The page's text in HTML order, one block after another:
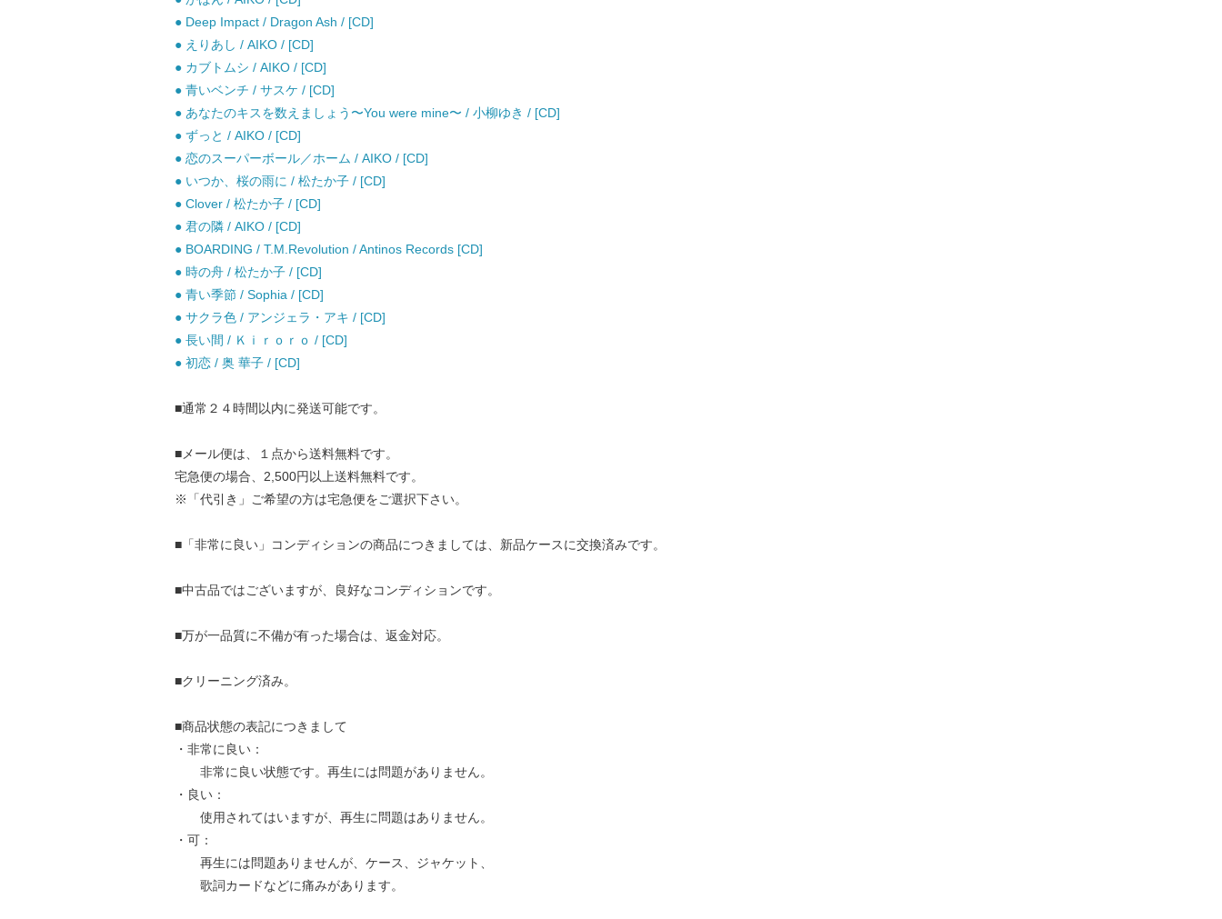
● Deep Impact / Dragon Ash / [CD]
● えりあし / AIKO / [CD]
● カブトムシ / AIKO / [CD]
● 青いベンチ / サスケ / [CD]
● あなたのキスを数えましょう〜You were mine〜 / 小柳ゆき / [CD]
● ずっと / AIKO / [CD]
● 恋のスーパーボール／ホーム / AIKO / [CD]
● いつか、桜の雨に / 松たか子 / [CD]
● Clover / 松たか子 / [CD]
● 君の隣 / AIKO / [CD]
● BOARDING / T.M.Revolution / Antinos Records [CD]
● 時の舟 / 松たか子 / [CD]
● 青い季節 / Sophia / [CD]
● サクラ色 / アンジェラ・アキ / [CD]
● 長い間 / Ｋｉｒｏｒｏ / [CD]
● 初恋 / 奥 華子 / [CD]
■通常２４時間以内に発送可能です。
■メール便は、１点から送料無料です。
宅急便の場合、2,500円以上送料無料です。
※「代引き」ご希望の方は宅急便をご選択下さい。
■「非常に良い」コンディションの商品につきましては、新品ケースに交換済みです。
■中古品ではございますが、良好なコンディションです。
■万が一品質に不備が有った場合は、返金対応。
■クリーニング済み。
■商品状態の表記につきまして
・非常に良い：
非常に良い状態です。再生には問題がありません。
・良い：
使用されてはいますが、再生に問題はありません。
・可：
再生には問題ありませんが、ケース、ジャケット、
歌詞カードなどに痛みがあります。